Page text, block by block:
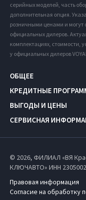
серийных моделей, часть
дополнительная опция.
розничными ценами и могут
официальных дилеров.
комплектациях, стоимости,
у официальных дилеров
ОБЩЕЕ
КРЕДИТНЫЕ
ВЫГОДЫ И ЦЕНЫ
СЕРВИСНАЯ
© 2026, ФИЛИАЛ «ВЯ
КЛЮЧАВТО» ИНН
Правовая информация
Согласие на обработку